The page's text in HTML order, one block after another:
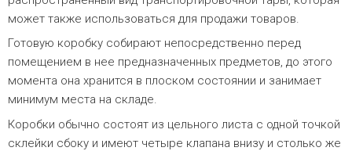
может также использоваться для продажи товаров.
Готовую коробку собирают непосредственно перед
помещением в нее предназначенных предметов, до этого
момента она хранится в плоском состоянии и занимает
минимум места на складе.
Коробки обычно состоят из цельного листа с одной точкой
склейки сбоку и имеют четыре клапана внизу и столько же